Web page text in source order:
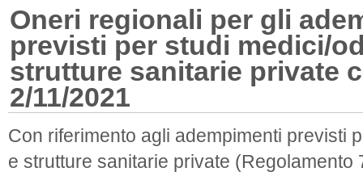
Oneri regionali per gli
previsti per studi medici/
strutture sanitarie private
2/11/2021
Con riferimento agli adempimenti previsti
e strutture sanitarie private (Regolamento